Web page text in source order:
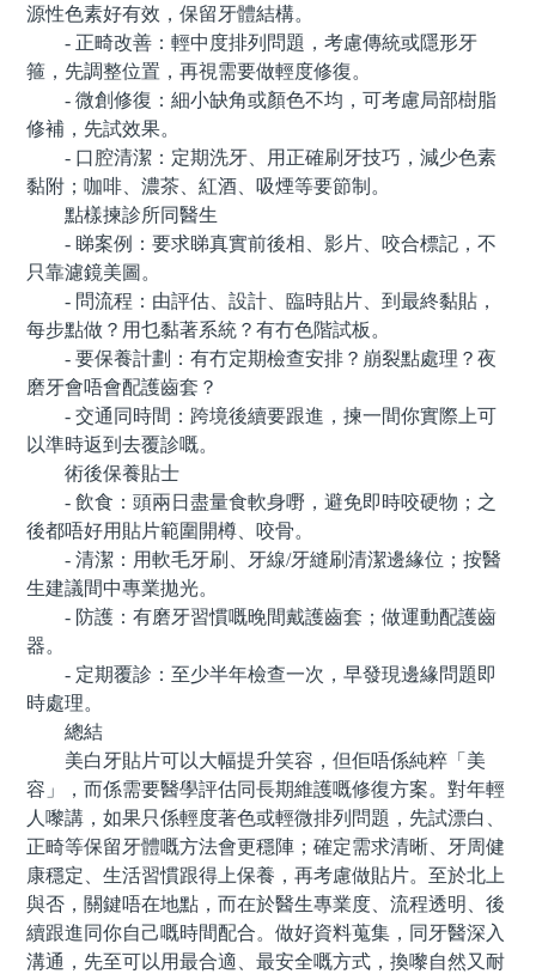
源性色素好有效，保留牙體結構。
- 正畸改善：輕中度排列問題，考慮傳統或隱形牙
箍，先調整位置，再視需要做輕度修復。
- 微創修復：細小缺角或顏色不均，可考慮局部樹脂
修補，先試效果。
- 口腔清潔：定期洗牙、用正確刷牙技巧，減少色素
黏附；咖啡、濃茶、紅酒、吸煙等要節制。
點樣揀診所同醫生
- 睇案例：要求睇真實前後相、影片、咬合標記，不
只靠濾鏡美圖。
- 問流程：由評估、設計、臨時貼片、到最終黏貼，
每步點做？用乜黏著系統？有冇色階試板。
- 要保養計劃：有冇定期檢查安排？崩裂點處理？夜
磨牙會唔會配護齒套？
- 交通同時間：跨境後續要跟進，揀一間你實際上可
以準時返到去覆診嘅。
術後保養貼士
- 飲食：頭兩日盡量食軟身嘢，避免即時咬硬物；之
後都唔好用貼片範圍開樽、咬骨。
- 清潔：用軟毛牙刷、牙線/牙縫刷清潔邊緣位；按醫
生建議間中專業拋光。
- 防護：有磨牙習慣嘅晚間戴護齒套；做運動配護齒
器。
- 定期覆診：至少半年檢查一次，早發現邊緣問題即
時處理。
總結
美白牙貼片可以大幅提升笑容，但佢唔係純粹「美
容」，而係需要醫學評估同長期維護嘅修復方案。對年輕
人嚟講，如果只係輕度著色或輕微排列問題，先試漂白、
正畸等保留牙體嘅方法會更穩陣；確定需求清晰、牙周健
康穩定、生活習慣跟得上保養，再考慮做貼片。至於北上
與否，關鍵唔在地點，而在於醫生專業度、流程透明、後
續跟進同你自己嘅時間配合。做好資料蒐集，同牙醫深入
溝通，先至可以用最合適、最安全嘅方式，換嚟自然又耐